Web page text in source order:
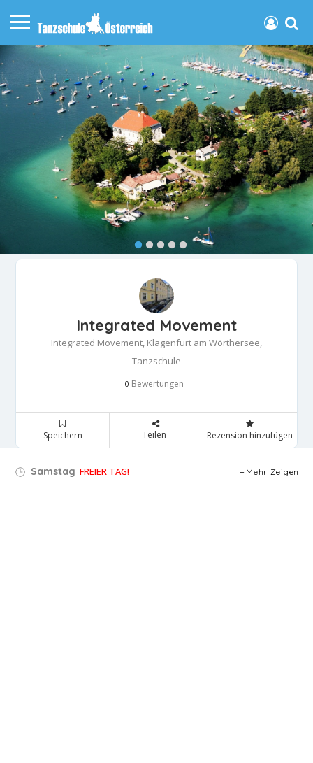
Integrated Movement
Integrated Movement, Klagenfurt am Wörthersee,
Tanzschule
0 Bewertungen
Speichern Teilen Rezension hinzufügen
Samstag FREIER TAG! Mehr Zeigen